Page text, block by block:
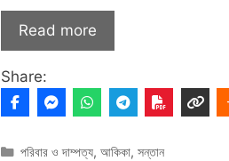
Read more
Share:
Categories
পরিবার ও দাম্পত্য, আকিকা, সন্তান